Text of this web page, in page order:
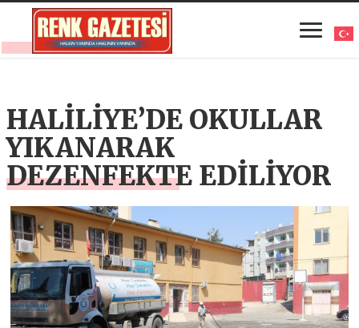
HALİLİYE’DE OKULLAR
YIKANARAK
DEZENFEKTE EDİLİYOR